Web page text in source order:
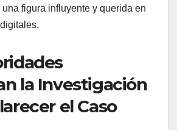
figura influyente y querida en
la Investigación
el Caso